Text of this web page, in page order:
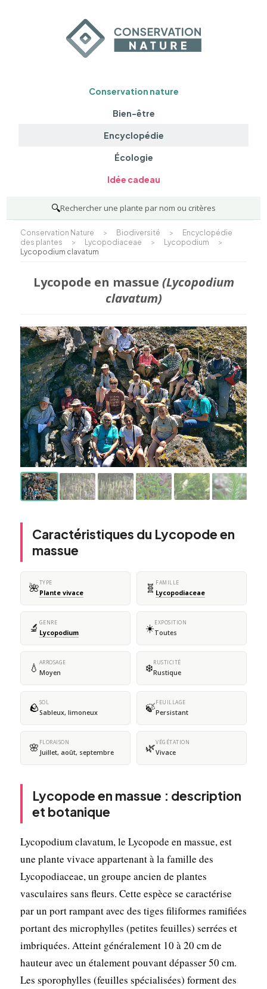
Conservation nature
Bien-être
Encyclopédie
Écologie
Idée cadeau
🔍Rechercher une plante par nom ou critères
Conservation Nature > Biodiversité >
Encyclopédie
des plantes
> Lycopodiaceae > Lycopodium
>
Lycopodium clavatum
Lycopode en massue (Lycopodium
clavatum)
Caractéristiques du Lycopode en
massue
🌺TYPE
Plante vivace 🧬 FAMILLE
Lycopodiaceae
🔬 GENRE
Lycopodium ☀️EXPOSITION
Toutes
💧 ARROSAGE
Moyen ❄️RUSTICITÉ
Rustique
🪨SOL
Sableux, limoneux 🍃FEUILLAGE
Persistant
🌸 FLORAISON
Juillet, août, septembre 🌿VÉGÉTATION
Vivace
Lycopode en massue : description
et botanique
Lycopodium clavatum, le Lycopode en massue, est
une plante vivace appartenant à la famille des
Lycopodiaceae, un groupe ancien de plantes
vasculaires sans fleurs. Cette espèce se caractérise
par un port rampant avec des tiges filiformes ramifiées
portant des microphylles (petites feuilles) serrées et
imbriquées. Atteint généralement 10 à 20 cm de
hauteur avec un étalement pouvant dépasser 50 cm.
Les sporophylles (feuilles spécialisées) forment des